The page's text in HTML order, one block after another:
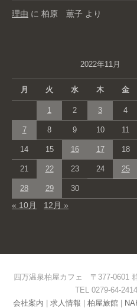
理由 に 柏原 薫子 より
2022年11月
月 火 水 木 金
1 2 3 4
7 8 9 10 11
14 15 16 17 18
21 22 23 24 25
28 29 30
« 10月 12月 »
四万温泉柏屋カフェ 〒377-0601
TEL 0279-64-2414
会社案内
求人情報 柏屋旅館|